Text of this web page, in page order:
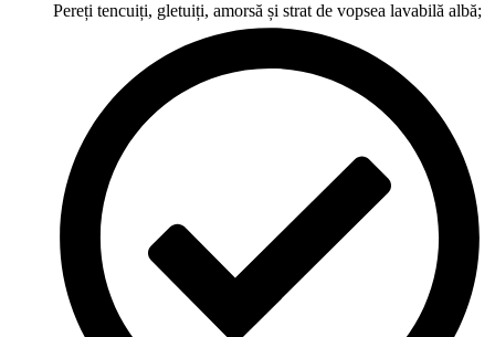
Pereți tencuiți, gletuiți, amorsă și strat de vopsea lavabilă albă;